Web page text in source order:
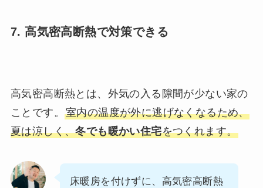
7. 高気密高断熱で対策できる
高気密高断熱とは、外気の入る隙間が少ない家の
ことです。 室内の温度が外に逃げなくなるため、
夏は涼しく、冬でも暖かい住宅をつくれます。
床暖房を付けずに、高気密高断熱